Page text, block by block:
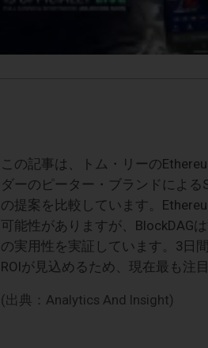
この記事は、トム・リーの
ダーのピーター・ブランドによ
の提案を比較しています。
可能性がありますが、BlockDAG
の実用性を実証しています。3日
ROIが見込めるため、現在最も注
(出典：Analytics And Insight)